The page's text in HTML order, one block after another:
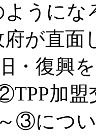
ようにな
府が直
・復興
加
③につい